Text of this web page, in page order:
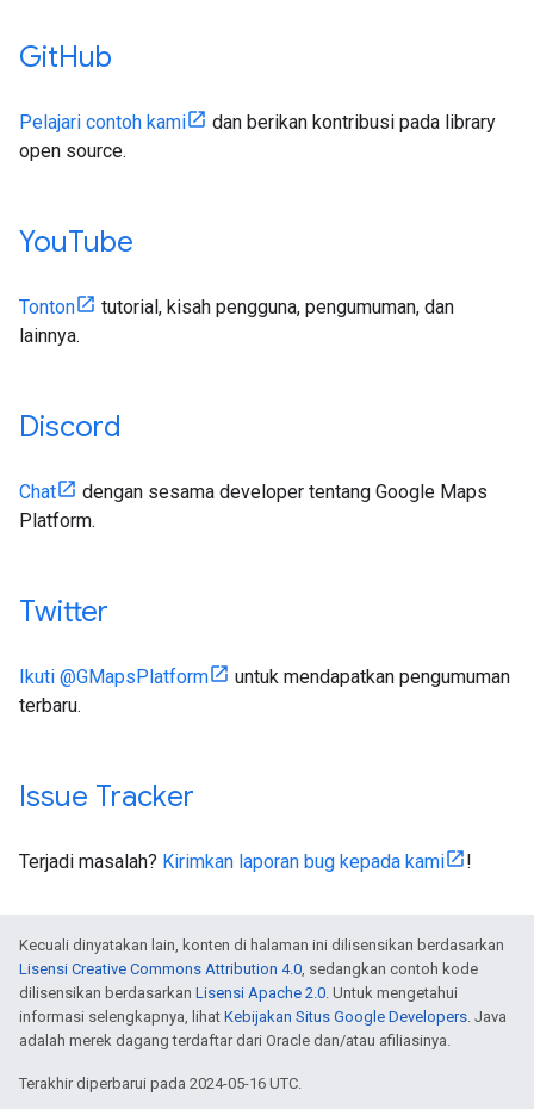
GitHub
Pelajari contoh kami
dan berikan kontribusi pada library
open source.
YouTube
Tonton
tutorial, kisah pengguna, pengumuman, dan
lainnya.
Discord
Chat
dengan sesama developer tentang Google Maps
Platform.
Twitter
Ikuti @GMapsPlatform
untuk mendapatkan pengumuman
terbaru.
Issue Tracker
Terjadi masalah? Kirimkan laporan bug kepada kami !
Kecuali dinyatakan lain, konten di halaman ini dilisensikan berdasarkan
Lisensi Creative Commons Attribution 4.0, sedangkan contoh kode
dilisensikan berdasarkan Lisensi Apache 2.0. Untuk mengetahui
informasi selengkapnya, lihat Kebijakan Situs Google Developers. Java
adalah merek dagang terdaftar dari Oracle dan/atau afiliasinya.
Terakhir diperbarui pada 2024-05-16 UTC.